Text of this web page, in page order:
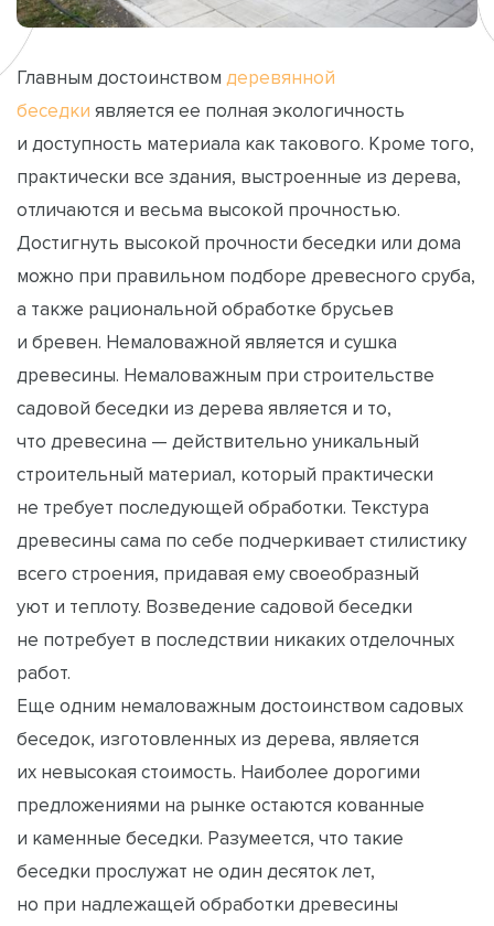
Главным достоинством деревянной
беседки является ее полная экологичность
и доступность материала как такового. Кроме того,
практически все здания, выстроенные из дерева,
отличаются и весьма высокой прочностью.
Достигнуть высокой прочности беседки или дома
можно при правильном подборе древесного сруба,
а также рациональной обработке брусьев
и бревен. Немаловажной является и сушка
древесины. Немаловажным при строительстве
садовой беседки из дерева является и то,
что древесина — действительно уникальный
строительный материал, который практически
не требует последующей обработки. Текстура
древесины сама по себе подчеркивает стилистику
всего строения, придавая ему своеобразный
уют и теплоту. Возведение садовой беседки
не потребует в последствии никаких отделочных
работ.
Еще одним немаловажным достоинством садовых
беседок, изготовленных из дерева, является
их невысокая стоимость. Наиболее дорогими
предложениями на рынке остаются кованные
и каменные беседки. Разумеется, что такие
беседки прослужат не один десяток лет,
но при надлежащей обработки древесины